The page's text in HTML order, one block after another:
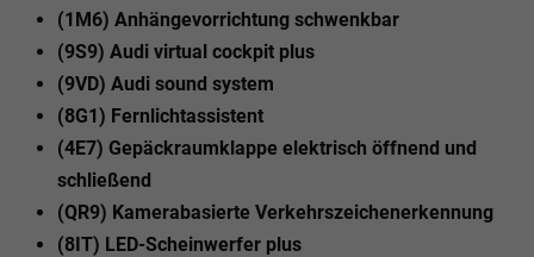
(1M6) Anhängevorrichtung schwenkbar
(9S9) Audi virtual cockpit plus
(9VD) Audi sound system
(8G1) Fernlichtassistent
(4E7) Gepäckraumklappe elektrisch öffnend und
schließend
(QR9) Kamerabasierte Verkehrszeichenerkennung
(8IT) LED-Scheinwerfer plus